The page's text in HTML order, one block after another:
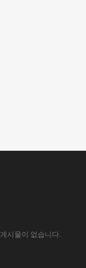
게시물이 없습니다.